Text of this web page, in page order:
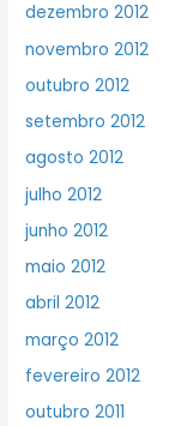
dezembro 2012
novembro 2012
outubro 2012
setembro 2012
agosto 2012
julho 2012
junho 2012
maio 2012
abril 2012
março 2012
fevereiro 2012
outubro 2011